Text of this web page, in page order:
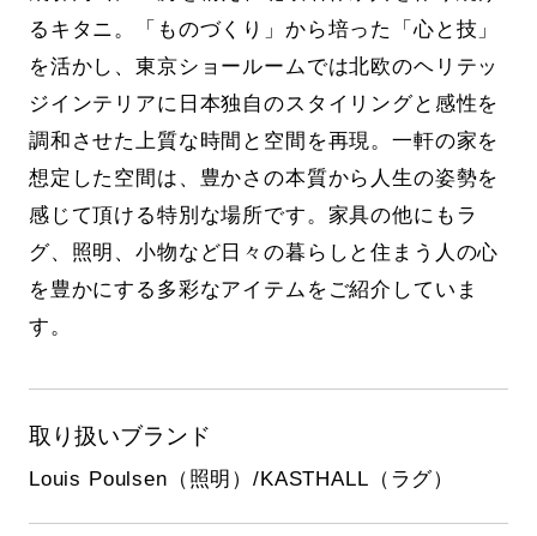
るキタニ。「ものづくり」から培った「心と技」
を活かし、東京ショールームでは北欧のヘリテッ
ジインテリアに日本独自のスタイリングと感性を
調和させた上質な時間と空間を再現。一軒の家を
想定した空間は、豊かさの本質から人生の姿勢を
感じて頂ける特別な場所です。家具の他にもラ
グ、照明、小物など日々の暮らしと住まう人の心
を豊かにする多彩なアイテムをご紹介していま
す。
取り扱いブランド
Louis Poulsen（照明）/KASTHALL（ラグ）